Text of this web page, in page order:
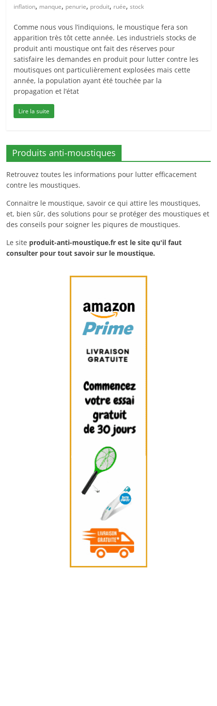
inflation, manque, penurie, produit, ruée,stock
Comme nous vous l’indiquions, le moustique fera son
apparition très tôt cette année. Les industriels stocks de
produit anti moustique ont fait des réserves pour
satisfaire les demandes en produit pour lutter contre les
moutisques ont particulièrement explosées mais cette
année, la population ayant été touchée par la
propagation et l’état
Lire la suite
Produits anti-moustiques
Retrouvez toutes les informations pour lutter efficacement
contre les moustiques.
Connaitre le moustique, savoir ce qui attire les moustiques,
et, bien sûr, des solutions pour se protéger des moustiques et
des conseils pour soigner les piqures de moustiques.
Le site produit-anti-moustique.fr est le site qu'il faut
consulter pour tout savoir sur le moustique.